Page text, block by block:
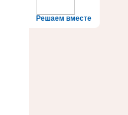
Решаем вместе